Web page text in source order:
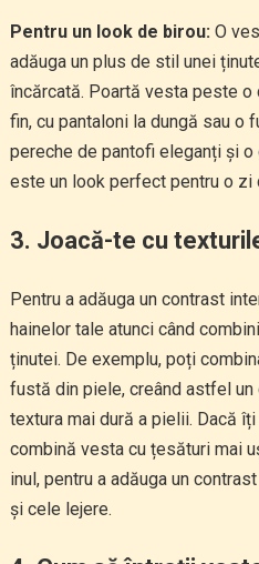
Pentru un look de birou: O
adăuga un plus de stil unei
încărcată. Poartă vesta peste o
fin, cu pantaloni la dungă sau o
pereche de pantofi eleganți și
este un look perfect pentru o zi
3. Joacă-te cu
Pentru a adăuga un contrast
hainelor tale atunci când
ținutei. De exemplu, poți
fustă din piele, creând astfel
textura mai dură a pielii. Dacă
combină vesta cu țesături mai
inul, pentru a adăuga un
și cele lejere.